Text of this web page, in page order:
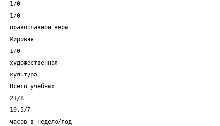
1/0
1/0
православной веры
Мировая
1/0
художественная
культура
Всего учебных
21/8
19,5/7
часов в неделю/год